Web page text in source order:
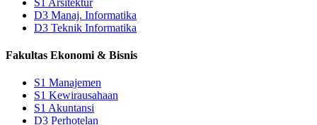
D3 Manaj. Informatika
D3 Teknik Informatika
Fakultas Ekonomi & Bisnis
S1 Manajemen
S1 Kewirausahaan
S1 Akuntansi
D3 Perhotelan